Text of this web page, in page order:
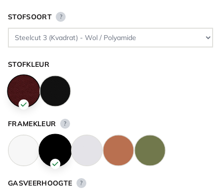
STOFSOORT ?
STOFKLEUR
FRAMEKLEUR ?
GASVEERHOOGTE ?